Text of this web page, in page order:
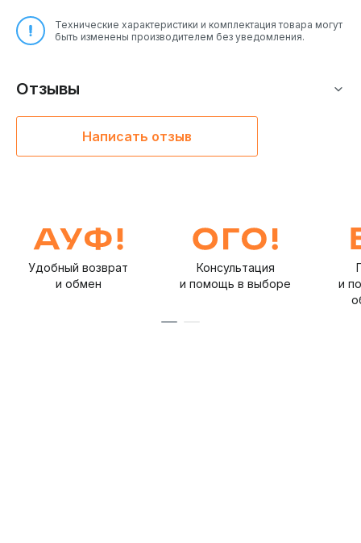
Технические характеристики и комплектация товара могут
быть изменены производителем без уведомления.
Отзывы
Написать отзыв
Удобный возврат
и обмен
Консультация
и помощь в выборе
и